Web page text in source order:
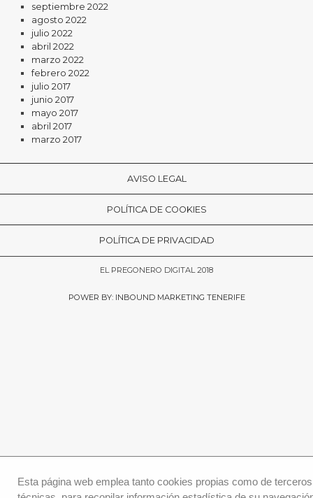
septiembre 2022
agosto 2022
julio 2022
abril 2022
marzo 2022
febrero 2022
julio 2017
junio 2017
mayo 2017
abril 2017
marzo 2017
AVISO LEGAL
POLÍTICA DE COOKIES
POLÍTICA DE PRIVACIDAD
EL PREGONERO DIGITAL 2018
POWER BY: INBOUND MARKETING TENERIFE
Esta página web emplea tanto cookies propias como de terceros